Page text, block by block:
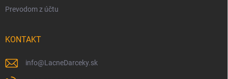
Prevodom z účtu
KONTAKT
info@LacneDarceky.sk